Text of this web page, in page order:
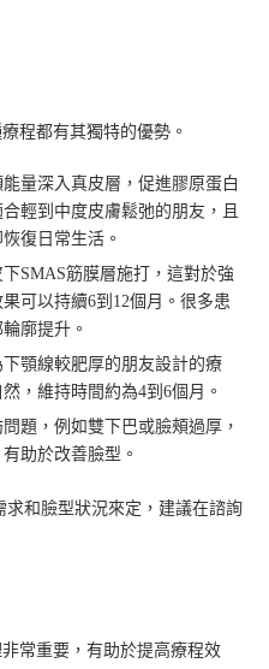
程都有其獨特的優勢。
量深入真皮層，促進膠原蛋白
輕到中度皮膚鬆弛的朋友，且
復日常生活。
SMAS筋膜層施打，這對於強
可以持續6到12個月。很多患
廓提升。
顎線較肥厚的朋友設計的療
，維持時間約為4到6個月。
題，例如雙下巴或臉頰過厚，
助於改善臉型。
和臉型狀況來定，建議在諮詢
常重要，有助於提高療程效